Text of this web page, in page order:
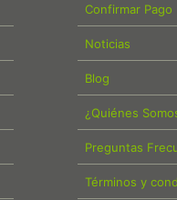
Confirmar Pago
Noticias
Blog
¿Quiénes
Preguntas
Términos y